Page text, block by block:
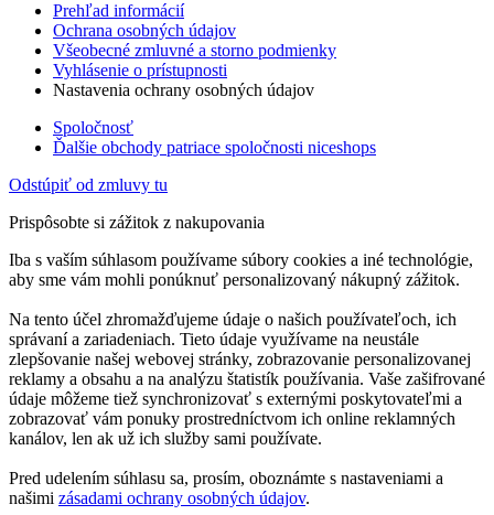
Prehľad informácií
Ochrana osobných údajov
Všeobecné zmluvné a storno podmienky
Vyhlásenie o prístupnosti
Nastavenia ochrany osobných údajov
Spoločnosť
Ďalšie obchody patriace spoločnosti niceshops
Odstúpiť od zmluvy tu
Prispôsobte si zážitok z nakupovania
Iba s vaším súhlasom používame súbory cookies a iné technológie,
aby sme vám mohli ponúknuť personalizovaný nákupný zážitok.
Na tento účel zhromažďujeme údaje o našich používateľoch, ich
správaní a zariadeniach. Tieto údaje využívame na neustále
zlepšovanie našej webovej stránky, zobrazovanie personalizovanej
reklamy a obsahu a na analýzu štatistík používania. Vaše zašifrované
údaje môžeme tiež synchronizovať s externými poskytovateľmi a
zobrazovať vám ponuky prostredníctvom ich online reklamných
kanálov, len ak už ich služby sami používate.
Pred udelením súhlasu sa, prosím, oboznámte s nastaveniami a
našimi zásadami ochrany osobných údajov.